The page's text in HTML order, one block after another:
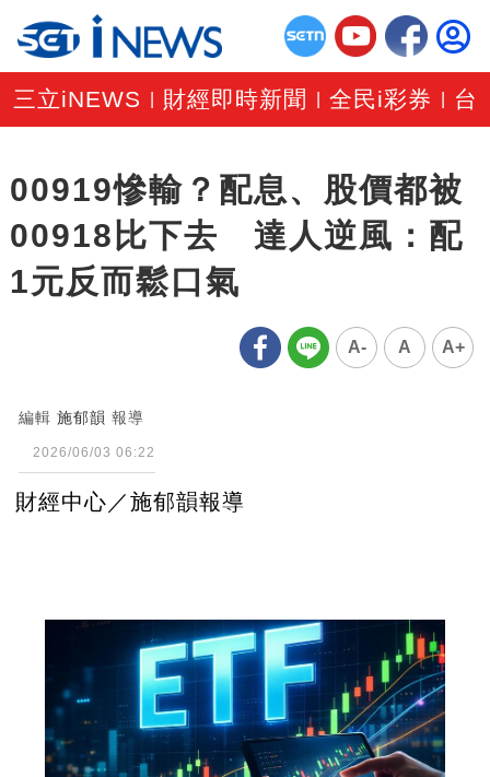
三立iNEWS 財經即時新聞 |全民i彩券 台
00919慘輸？配息、股價都被
00918比下去 達人逆風：配
1元反而鬆口氣
A- A A+
編輯 施郁韻 報導
2026/06/03 06:22
財經中心／施郁韻報導